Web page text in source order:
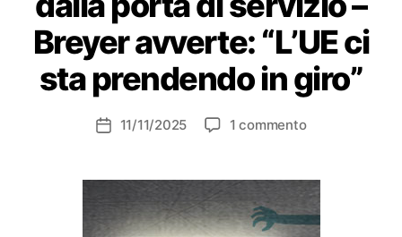
Breyer avverte: “L’UE ci
sta prendendo in giro”
Data11/11/2025 1 commentosu
Chatcontrol
2.0
rientra